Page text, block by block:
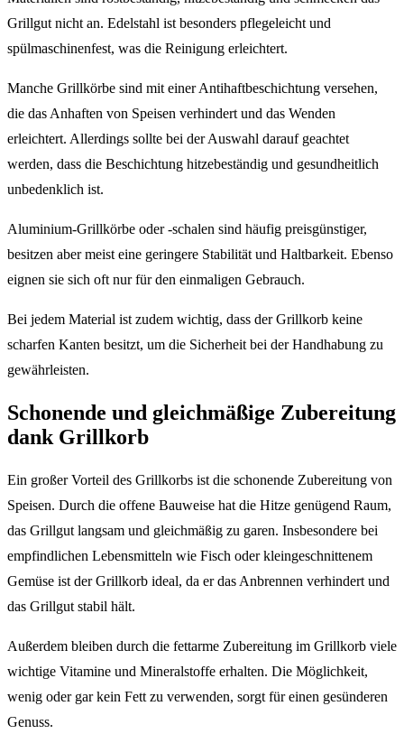
Grillgut nicht an. Edelstahl ist besonders pflegeleicht und
spülmaschinenfest, was die Reinigung erleichtert.
Manche Grillkörbe sind mit einer Antihaftbeschichtung versehen,
die das Anhaften von Speisen verhindert und das Wenden
erleichtert. Allerdings sollte bei der Auswahl darauf geachtet
werden, dass die Beschichtung hitzebeständig und gesundheitlich
unbedenklich ist.
Aluminium-Grillkörbe oder -schalen sind häufig preisgünstiger,
besitzen aber meist eine geringere Stabilität und Haltbarkeit. Ebenso
eignen sie sich oft nur für den einmaligen Gebrauch.
Bei jedem Material ist zudem wichtig, dass der Grillkorb keine
scharfen Kanten besitzt, um die Sicherheit bei der Handhabung zu
gewährleisten.
Schonende und gleichmäßige Zubereitung
dank Grillkorb
Ein großer Vorteil des Grillkorbs ist die schonende Zubereitung von
Speisen. Durch die offene Bauweise hat die Hitze genügend Raum,
das Grillgut langsam und gleichmäßig zu garen. Insbesondere bei
empfindlichen Lebensmitteln wie Fisch oder kleingeschnittenem
Gemüse ist der Grillkorb ideal, da er das Anbrennen verhindert und
das Grillgut stabil hält.
Außerdem bleiben durch die fettarme Zubereitung im Grillkorb viele
wichtige Vitamine und Mineralstoffe erhalten. Die Möglichkeit,
wenig oder gar kein Fett zu verwenden, sorgt für einen gesünderen
Genuss.